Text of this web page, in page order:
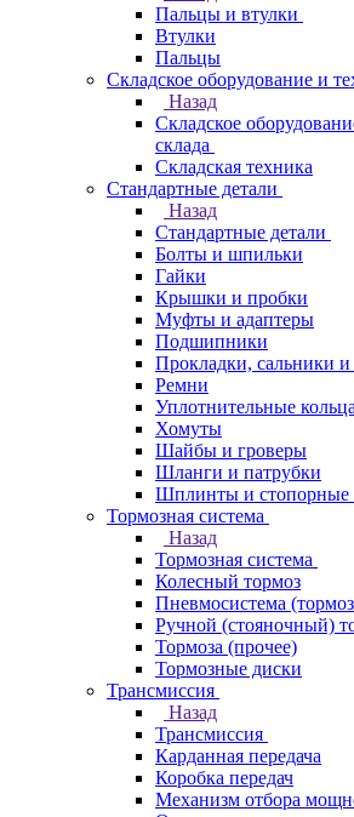
Пальцы и втулки
Втулки
Пальцы
Складское оборудование и
Назад
Складское
склада
Складская техника
Стандартные детали
Назад
Стандартные детали
Болты и шпильки
Гайки
Крышки и пробки
Муфты и адаптеры
Подшипники
Прокладки, сальники
Ремни
Уплотнительные кольца
Хомуты
Шайбы и гроверы
Шланги и патрубки
Шплинты и стопорные
Тормозная система
Назад
Тормозная система
Колесный тормоз
Пневмосиcтема
Ручной (стояночный)
Тормоза (прочее)
Тормозные диски
Трансмиссия
Назад
Трансмиссия
Карданная передача
Коробка передач
Механизм отбора